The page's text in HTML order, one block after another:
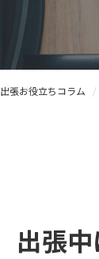
出張お役立ちコラム
出張